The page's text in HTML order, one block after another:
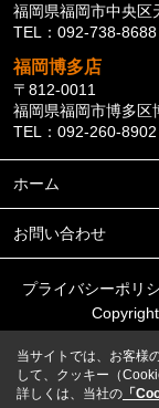
福岡県福岡市中央
TEL：092-738-
福岡博多店
〒812-0011
福岡県福岡市博多区
TEL：092-260-
ホーム
お問い合わせ
プライバシーポリ
当サイトでは、お客様
して、クッキー（
詳しくは、当社の 「